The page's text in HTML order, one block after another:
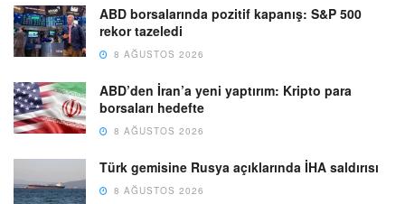
ABD borsalarında pozitif kapanış: S&P 500
rekor tazeledi
8 AĞUSTOS 2026
ABD’den İran’a yeni yaptırım: Kripto para
borsaları hedefte
8 AĞUSTOS 2026
Türk gemisine Rusya açıklarında İHA saldırısı
8 AĞUSTOS 2026